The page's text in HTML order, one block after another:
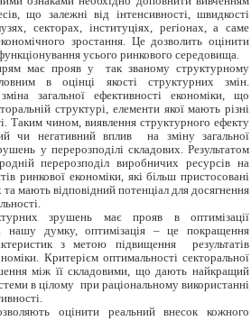
що залежні від інтенсивності, швидкості
секторах, інституціях, регіонах, а саме
зростання. Це дозволить оцінити
усього ринкового середовища.
має прояв у так званому структурному
в оцінці якості структурних змін.
загальної ефективності економіки, що
структурі, елементи якої мають різні
Таким чином, виявлення структурного ефекту
чи негативний вплив на зміну загальної
у перерозподілі складових. Результатом
перерозподіл виробничих ресурсів на
ринкової економіки, які більш пристосовані
мають відповідний потенціал для досягнення
зрушень має прояв в оптимізації
нашу думку, оптимізація – це покращення
з метою підвищення результатів
Критерієм оптимальності секторальної
між її складовими, що дають найкращий
в цілому при раціональному використанні
оцінити реальний внесок кожного